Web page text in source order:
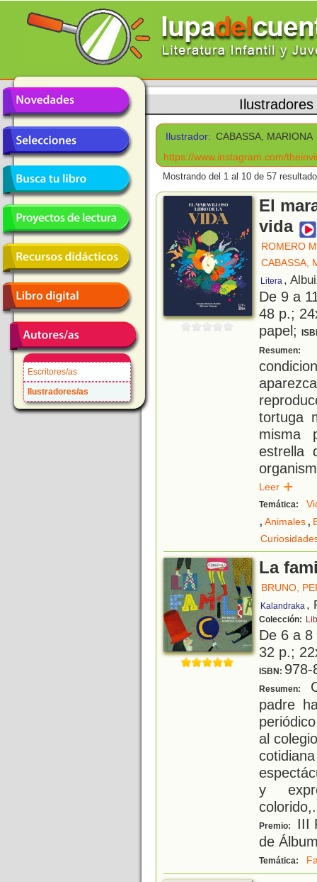
Escritores/as
Ilustradores/as
Ilustradores
Ilustrador: CABASSA, MARIONA
https://www.instagram.com/
Mostrando del 1 al 10 de 57
El
vida
ROMERO
CABASSA,
Litera ,
De 9 a
48 p.;
papel;
Resumen:
tortuga
misma
estrella
Leer
Temática:
, Animales,
La
BRUNO,
Kalandraka ,
Colección:
De 6 a
32 p.;
ISBN: 978-
Resumen:
padre
al
y
colorido,
Premio:
III
de
Temática: